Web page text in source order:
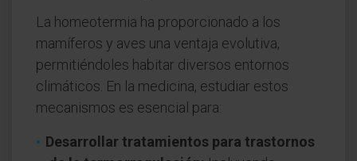
La homeotermia ha proporcionado a los
mamíferos y aves una ventaja evolutiva,
permitiéndoles habitar diversos entornos
climáticos. En la medicina, estudiar estos
mecanismos es esencial para:
Desarrollar tratamientos para trastornos